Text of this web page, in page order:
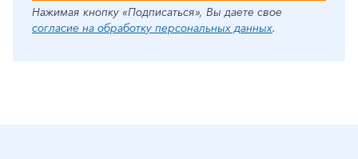
Нажимая кнопку «Подписаться», Вы даете свое
согласие на обработку персональных данных.